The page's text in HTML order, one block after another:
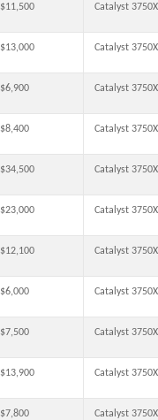
$11,500 Catalyst
$13,000 Catalyst
$6,900 Catalyst
$8,400 Catalyst
$34,500 Catalyst
$23,000 Catalyst
$12,100 Catalyst
$6,000 Catalyst
$7,500 Catalyst
$13,900 Catalyst
$7,800 Catalyst